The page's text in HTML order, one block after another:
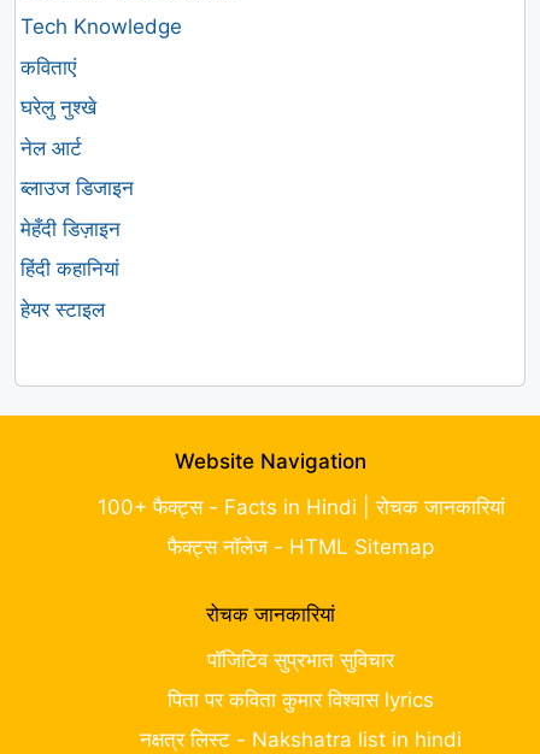
Tech Knowledge
कविताएं
घरेलु नुश्खे
नेल आर्ट
ब्लाउज डिजाइन
मेहँदी डिज़ाइन
हिंदी कहानियां
हेयर स्टाइल
Website Navigation
100+ फैक्ट्स - Facts in Hindi | रोचक जानकारियां
फैक्ट्स नॉलेज - HTML Sitemap
रोचक जानकारियां
पॉजिटिव सुप्रभात सुविचार
पिता पर कविता कुमार विश्वास lyrics
नक्षत्र लिस्ट - Nakshatra list in hindi